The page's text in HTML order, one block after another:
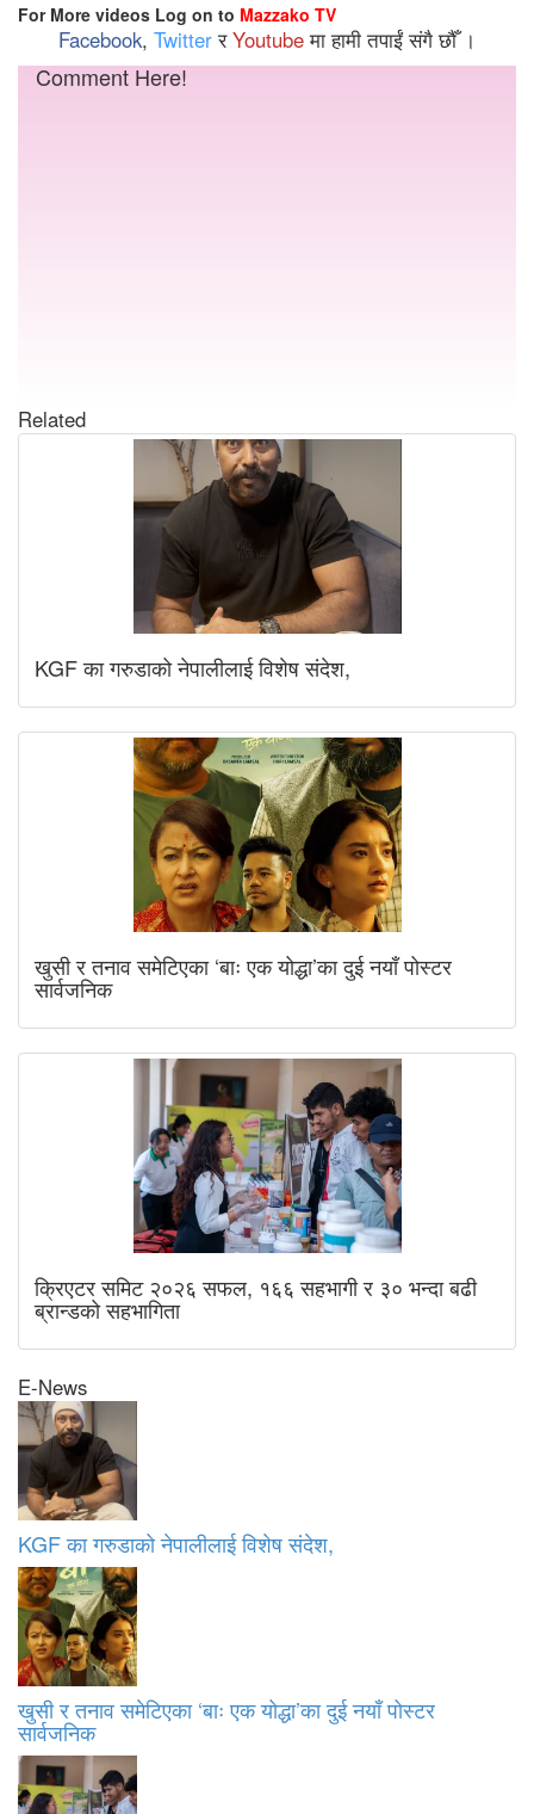
For More videos Log on to Mazzako TV
Facebook, TwitterरYoutubeमा हामी तपाईं संगै छौँ ।
Comment Here!
Related
KGF का गरुडाको नेपालीलाई विशेष संदेश,
खुसी र तनाव समेटिएका ‘बाः एक योद्धा’का दुई नयाँ पोस्टर
सार्वजनिक
क्रिएटर समिट २०२६ सफल, १६६ सहभागी र ३० भन्दा बढी
ब्रान्डको सहभागिता
E-News
KGF का गरुडाको नेपालीलाई विशेष संदेश,
खुसी र तनाव समेटिएका ‘बाः एक योद्धा’का दुई नयाँ पोस्टर
सार्वजनिक